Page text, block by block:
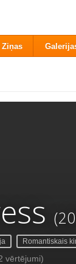
Ziņas
Romantiskais
vērtējumi)